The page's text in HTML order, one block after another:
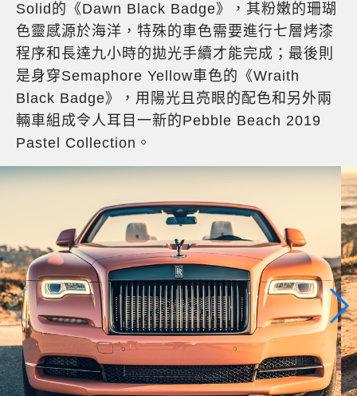
Solid的《Dawn Black Badge》，其粉嫩的珊瑚
色靈感源於海洋，特殊的車色需要進行七層烤漆
程序和長達九小時的拋光手續才能完成；最後則
是身穿Semaphore Yellow車色的《Wraith
Black Badge》，用陽光且亮眼的配色和另外兩
輛車組成令人耳目一新的Pebble Beach 2019
Pastel Collection。